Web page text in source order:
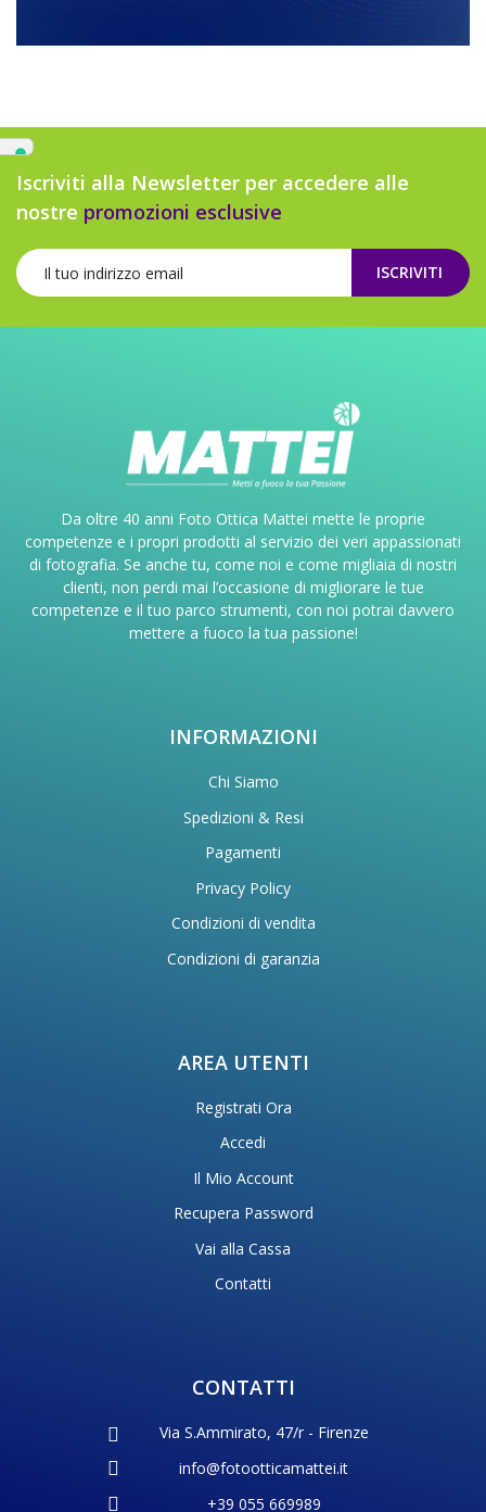
Iscriviti alla Newsletter per accedere alle
nostre promozioni esclusive
ISCRIVITI
Da oltre 40 anni Foto Ottica Mattei mette le proprie
competenze e i propri prodotti al servizio dei veri appassionati
di fotografia. Se anche tu, come noi e come migliaia di nostri
clienti, non perdi mai l’occasione di migliorare le tue
competenze e il tuo parco strumenti, con noi potrai davvero
mettere a fuoco la tua passione!
INFORMAZIONI
Chi Siamo
Spedizioni & Resi
Pagamenti
Privacy Policy
Condizioni di vendita
Condizioni di garanzia
AREA UTENTI
Registrati Ora
Accedi
Il Mio Account
Recupera Password
Vai alla Cassa
Contatti
CONTATTI
Via S.Ammirato, 47/r - Firenze
info@fotootticamattei.it
+39 055 669989